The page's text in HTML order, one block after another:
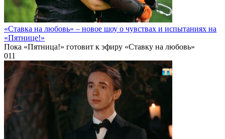
«Ставка на любовь» – новое шоу о чувствах и испытаниях на
«Пятнице!»
Пока «Пятница!» готовит к эфиру «Ставку на любовь»
011